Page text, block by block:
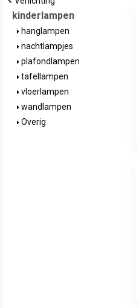
kinderlampen
hanglampen
nachtlampjes
plafondlampen
tafellampen
vloerlampen
wandlampen
Overig